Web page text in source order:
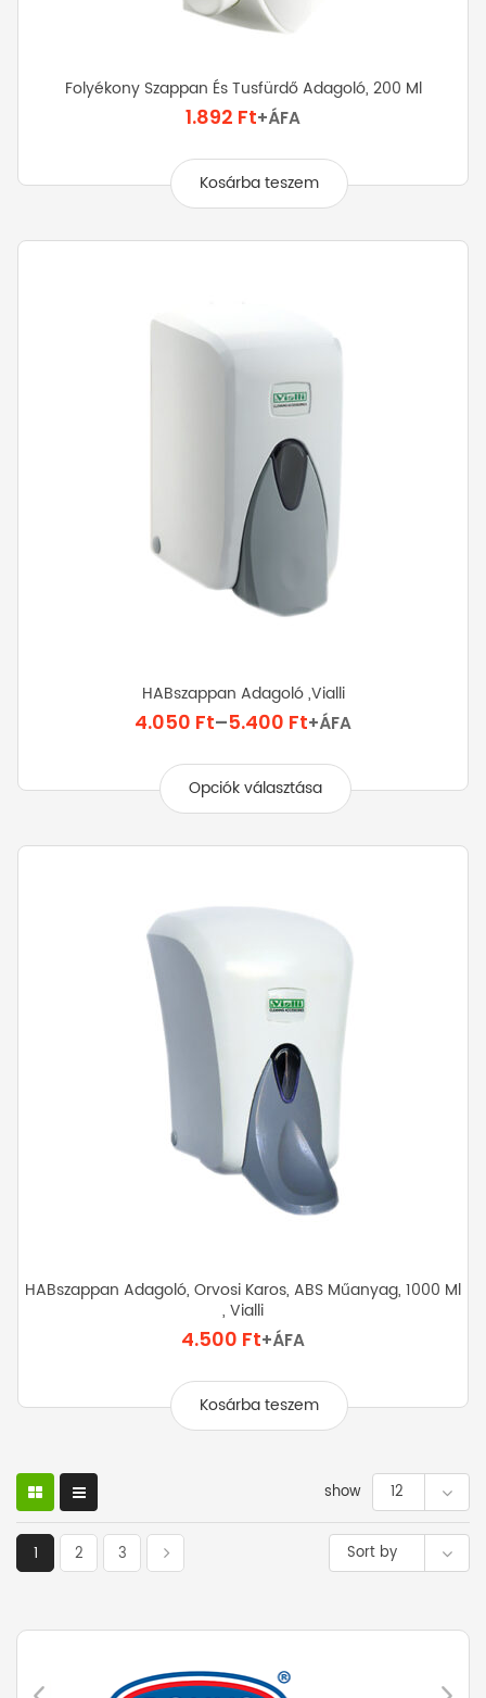
Folyékony Szappan És Tusfürdő Adagoló, 200 Ml
1.892 Ft+ÁFA
Kosárba teszem
HABszappan Adagoló ,Vialli
4.050 Ft–5.400 FtÁrtartomány:
-
5.400 Ft
+ÁFA
Opciók választása
terméknek
variációja
változatok
választhatók
HABszappan Adagoló, Orvosi Karos, ABS Műanyag, 1000 Ml
, Vialli
4.500 Ft+ÁFA
Kosárba teszem
show 12
Sort by
1 2 3